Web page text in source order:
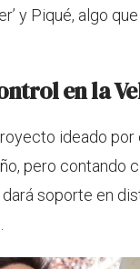
y Piqué, algo
en la
ideado por
pero contando
soporte en